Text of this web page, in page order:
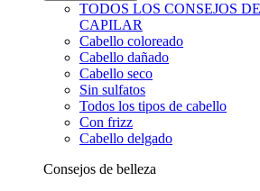
TODOS LOS CONSEJOS
CAPILAR
Cabello coloreado
Cabello dañado
Cabello seco
Sin sulfatos
Todos los tipos de cabello
Con frizz
Cabello delgado
Consejos de belleza